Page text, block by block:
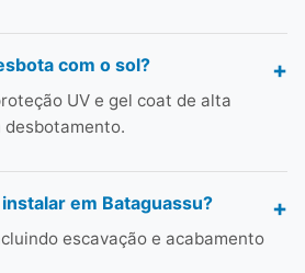
com o sol?
UV e gel coat de alta
em Bataguassu?
escavação e acabamento